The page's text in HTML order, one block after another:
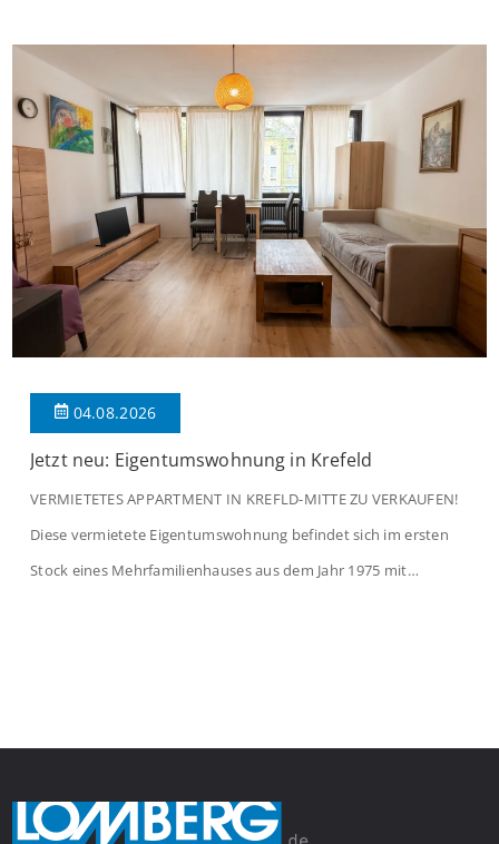
Fenster, viel Tageslicht und Blick ins satte Grün der Bäume – […]
04.08.2026
Jetzt neu: Eigentumswohnung in Krefeld
VERMIETETES APPARTMENT IN KREFLD-MITTE ZU VERKAUFEN!
Diese vermietete Eigentumswohnung befindet sich im ersten
Stock eines Mehrfamilienhauses aus dem Jahr 1975 mit